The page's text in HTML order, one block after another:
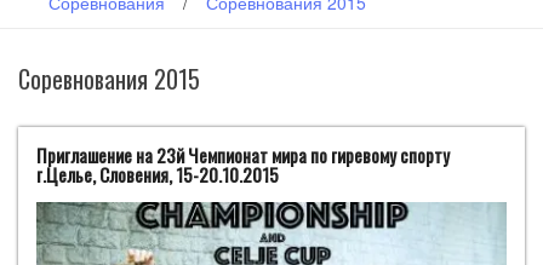
Соревнования 2015
Приглашение на 23й Чемпионат мира по гиревому спорту
г.Целье, Словения, 15-20.10.2015